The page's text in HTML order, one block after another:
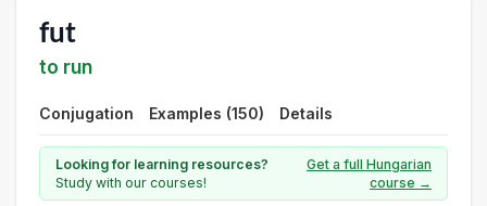
fut
to run
Conjugation Examples (150) Details
Looking for learning resources?
Study with our courses!
Get a full Hungarian
course →